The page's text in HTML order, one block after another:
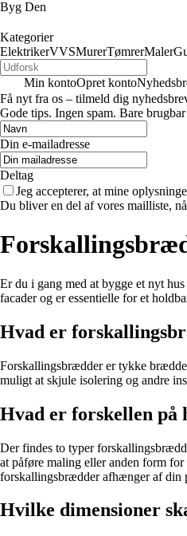
Byg Den
Kategorier
ElektrikerVVSMurerTømrerMaler
Min kontoOpret konto
Få nyt fra os – tilmeld dig
Gode tips. Ingen spam. Bare
Din e-mailadresse
Deltag
Jeg accepterer, at mine
Du bliver en del af vores mailliste,
Er du i gang med at bygge et nyt
facader og er essentielle for et
Hvad er
Forskallingsbrædder er tykke
muligt at skjule isolering og andre
Hvad er forskellen på
Der findes to typer
at påføre maling eller anden form
forskallingsbrædder afhænger af din
Hvilke dimensioner